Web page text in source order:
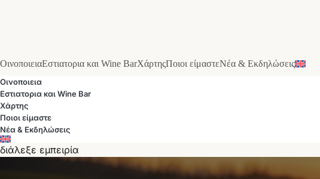
ΟινοποιειαΕστιατορια και Wine BarΧάρτηςΠοιοι είμαστεΝέα & Εκδηλώσεις
Οινοποιεια
Εστιατορια και Wine Bar
Χάρτης
Ποιοι είμαστε
Νέα & Εκδηλώσεις
διάλεξε εμπειρία